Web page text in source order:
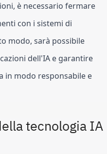
è necessario fermare
con i sistemi di
modo, sarà possibile
dell'IA e garantire
in modo responsabile e
tecnologia IA